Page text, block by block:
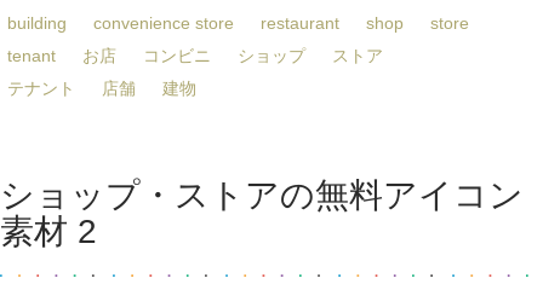
building convenience store restaurant shop
store
tenant
お店 コンビニ ショップ
ストア
テナント
店舗 建物
ショップ・ストアの無料アイコン
素材 2